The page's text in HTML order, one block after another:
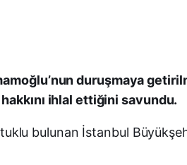
duruşmaya
ihlal ettiğini savundu.
bulunan İstanbul